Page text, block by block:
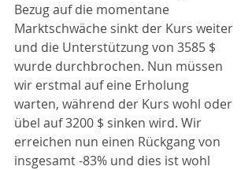
Bezug auf die momentane
Marktschwäche sinkt der Kurs weiter
und die Unterstützung von 3585 $
wurde durchbrochen. Nun müssen
wir erstmal auf eine Erholung
warten, während der Kurs wohl oder
übel auf 3200 $ sinken wird. Wir
erreichen nun einen Rückgang von
insgesamt -83% und dies ist wohl